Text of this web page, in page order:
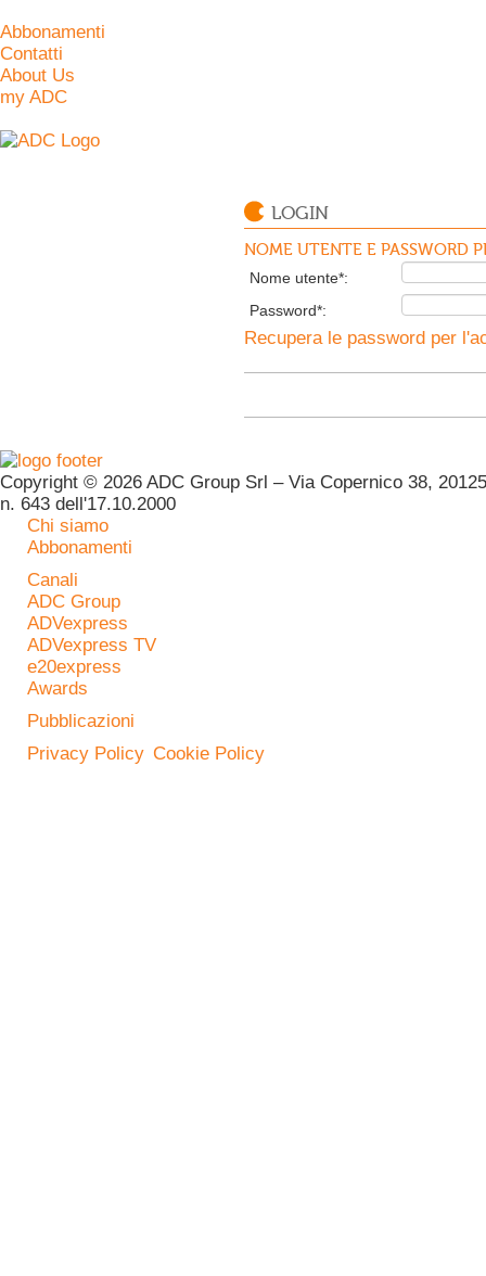
Abbonamenti
Contatti
About Us
my ADC
LOGIN
NOME UTENTE E PASSWORD
Nome utente*:
Password*:
Recupera le password per
Copyright © 2026 ADC Group Srl – Via Copernico 38,
n. 643 dell'17.10.2000
Chi siamo
Abbonamenti
Canali
ADC Group
ADVexpress
ADVexpress TV
e20express
Awards
Pubblicazioni
Privacy Policy Cookie Policy